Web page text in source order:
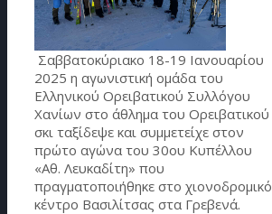
Σαββατοκύριακο 18-19 Ιανουαρίου
2025 η αγωνιστική ομάδα του
Ελληνικού Ορειβατικού Συλλόγου
Χανίων στο άθλημα του Ορειβατικού
σκι ταξίδεψε και συμμετείχε στον
πρώτο αγώνα του 30ου Κυπέλλου
«Αθ. Λευκαδίτη» που
πραγματοποιήθηκε στο χιονοδρομικό
κέντρο Βασιλίτσας στα Γρεβενά.